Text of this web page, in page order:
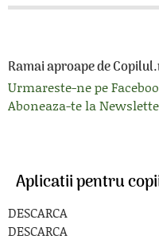
Ramai aproape de
Urmareste-ne pe
Aboneaza-te la
Aplicatii pentru
DESCARCA
DESCARCA